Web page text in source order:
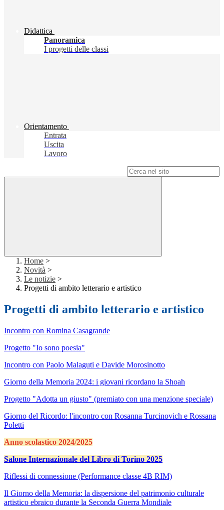
Didattica
Panoramica
I progetti delle classi
Orientamento
Entrata
Uscita
Lavoro
Home >
Novità >
Le notizie >
Progetti di ambito letterario e artistico
Progetti di ambito letterario e artistico
Incontro con Romina Casagrande
Progetto "Io sono poesia"
Incontro con Paolo Malaguti e Davide Morosinotto
Giorno della Memoria 2024: i giovani ricordano la Shoah
Progetto "Adotta un giusto" (premiato con una menzione speciale)
Giorno del Ricordo: l'incontro con Rosanna Turcinovich e Rossana
Poletti
Anno scolastico 2024/2025
Salone Internazionale del Libro di Torino 2025
Riflessi di connessione (Performance classe 4B RIM)
Il Giorno della Memoria: la dispersione del patrimonio culturale
artistico ebraico durante la Seconda Guerra Mondiale